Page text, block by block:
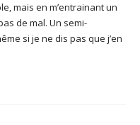
mais en m’entrainant un
de mal. Un semi-
si je ne dis pas que j’en